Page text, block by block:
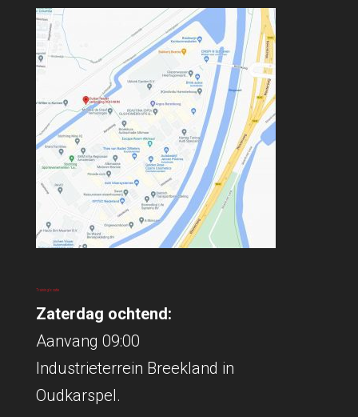
Traininglocatie
Zaterdag ochtend:
Aanvang 09:00
Industrieterrein Breekland in
Oudkarspel.